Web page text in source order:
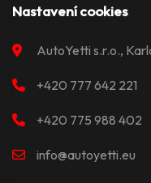
Nastavení cookies
AutoYetti s.r.o.,
+420 777 642 221
+420 775 988 402
info@autoyetti.eu